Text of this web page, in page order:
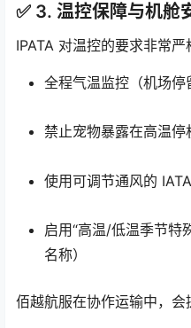
✅ 3. 温控保障与机舱
IPATA 对温控的要求非常严
全程气温监控（机场停
禁止宠物暴露在高温停
使用可调节通风的
启用“高温/低温季节特
名称）
佰越航服在协作运输中，会